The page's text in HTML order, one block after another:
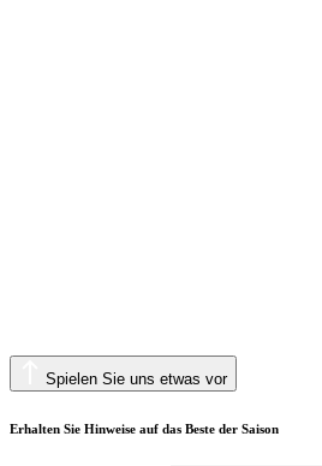
Spielen Sie uns etwas vor
Erhalten Sie Hinweise auf das Beste der Saison